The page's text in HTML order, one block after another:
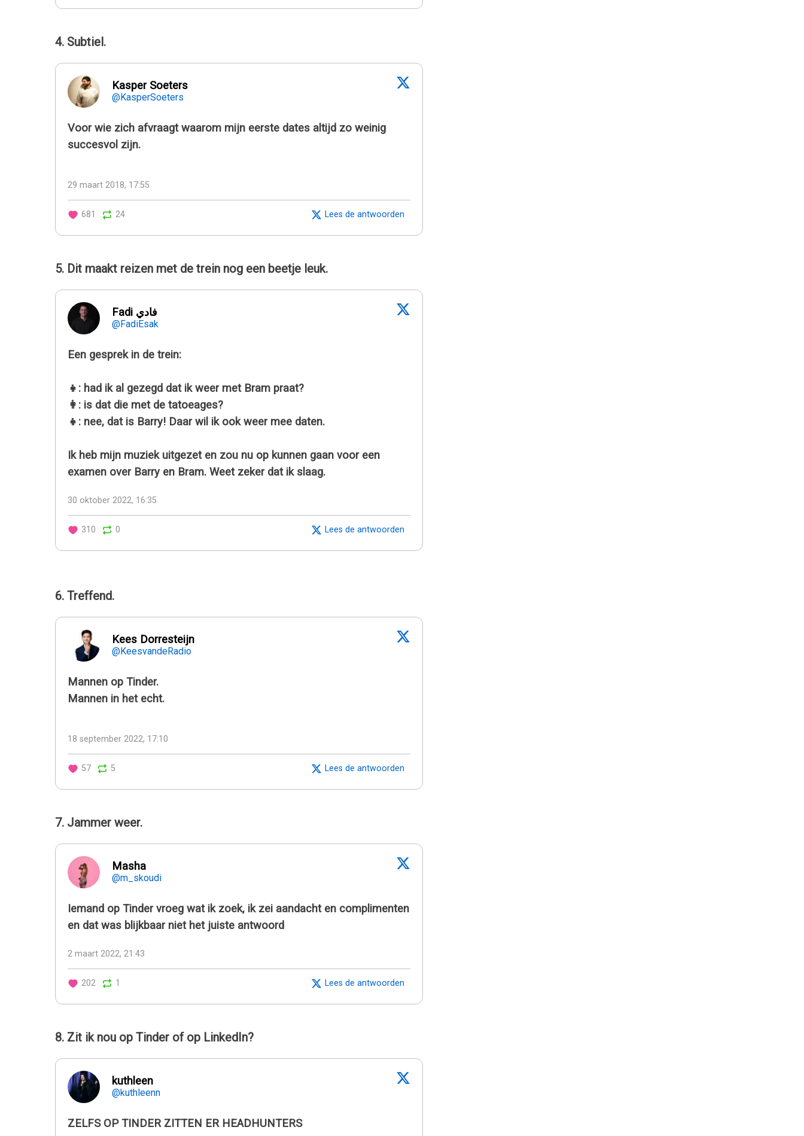
4. Subtiel.
Kasper Soeters
@KasperSoeters
Voor wie zich afvraagt waarom mijn eerste dates altijd zo weinig
succesvol zijn.
29 maart 2018, 17:55
681 24 Lees de antwoorden
5. Dit maakt reizen met de trein nog een beetje leuk.
Fadi فادي
@FadiEsak
Een gesprek in de trein:
👧: had ik al gezegd dat ik weer met Bram praat?
👩: is dat die met de tatoeages?
👧: nee, dat is Barry! Daar wil ik ook weer mee daten.
Ik heb mijn muziek uitgezet en zou nu op kunnen gaan voor een
examen over Barry en Bram. Weet zeker dat ik slaag.
30 oktober 2022, 16:35
310 0 Lees de antwoorden
6. Treffend.
Kees Dorresteijn
@KeesvandeRadio
Mannen op Tinder.
Mannen in het echt.
18 september 2022, 17:10
57 5 Lees de antwoorden
7. Jammer weer.
Masha
@m_skoudi
Iemand op Tinder vroeg wat ik zoek, ik zei aandacht en complimenten
en dat was blijkbaar niet het juiste antwoord
2 maart 2022, 21:43
202 1 Lees de antwoorden
8. Zit ik nou op Tinder of op LinkedIn?
kuthleen
@kuthleenn
ZELFS OP TINDER ZITTEN ER HEADHUNTERS